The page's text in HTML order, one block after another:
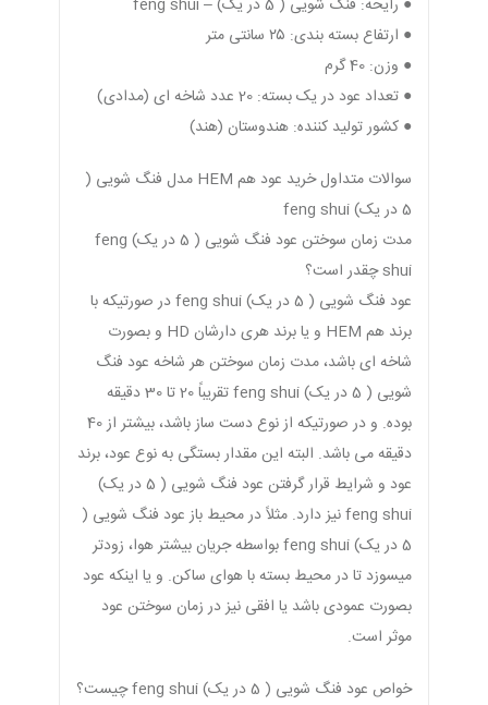
● رایحه‌: فنگ شویی ( 5 در یک) – feng shui
● ارتفاع بسته بندی: ۲۵ سانتی متر
● وزن: 40 گرم
● تعداد عود در یک بسته: 20 عدد شاخه ای (مدادی)
● کشور تولید کننده: هندوستان (هند)
سوالات متداول خرید عود هم HEM مدل فنگ شویی (
5 در یک) feng shui
مدت زمان سوختن عود فنگ شویی ( 5 در یک) feng
shui چقدر است؟
عود فنگ شویی ( 5 در یک) feng shui در صورتیکه با
برند هم HEM و یا برند هری دارشان HD و بصورت
شاخه ای باشد، مدت زمان سوختن هر شاخه عود فنگ
شویی ( 5 در یک) feng shui تقریباً 20 تا 30 دقیقه
بوده. و در صورتیکه از نوع دست ساز باشد، بیشتر از 40
دقیقه می باشد. البته این مقدار بستگی به نوع عود، برند
عود و شرایط قرار گرفتن عود فنگ شویی ( 5 در یک)
feng shui نیز دارد. مثلاً در محیط باز عود فنگ شویی (
5 در یک) feng shui بواسطه جریان بیشتر هوا، زودتر
میسوزد تا در محیط بسته با هوای ساکن. و یا اینکه عود
بصورت عمودی باشد یا افقی نیز در زمان سوختن عود
موثر است.
خواص عود فنگ شویی ( 5 در یک) feng shui چیست؟